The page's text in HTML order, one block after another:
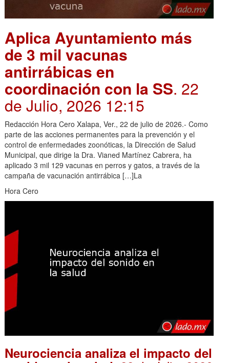
Aplica Ayuntamiento más
de 3 mil vacunas
antirrábicas en
coordinación con la SS. 22
de Julio, 2026 12:15
Redacción Hora Cero Xalapa, Ver., 22 de julio de 2026.- Como
parte de las acciones permanentes para la prevención y el
control de enfermedades zoonóticas, la Dirección de Salud
Municipal, que dirige la Dra. Vianed Martínez Cabrera, ha
aplicado 3 mil 129 vacunas en perros y gatos, a través de la
campaña de vacunación antirrábica […]La
Hora Cero
Neurociencia analiza el impacto del